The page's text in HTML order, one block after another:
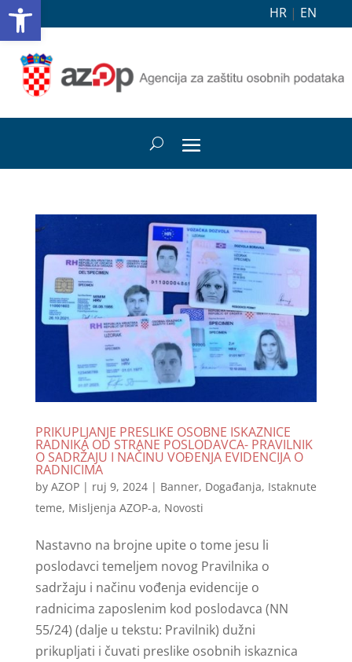
HR | EN
PRIKUPLJANJE PRESLIKE OSOBNE ISKAZNICE
RADNIKA OD STRANE POSLODAVCA- PRAVILNIK
O SADRŽAJU I NAČINU VOĐENJA EVIDENCIJA O
RADNICIMA
by AZOP| ruj 9, 2024| Banner, Događanja, Istaknute
teme, Misljenja AZOP-a, Novosti
Nastavno na brojne upite o tome jesu li
poslodavci temeljem novog Pravilnika o
sadržaju i načinu vođenja evidencije o
radnicima zaposlenim kod poslodavca (NN
55/24) (dalje u tekstu: Pravilnik) dužni
prikupljati i čuvati preslike osobnih iskaznica